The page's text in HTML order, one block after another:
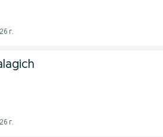
г.
г.